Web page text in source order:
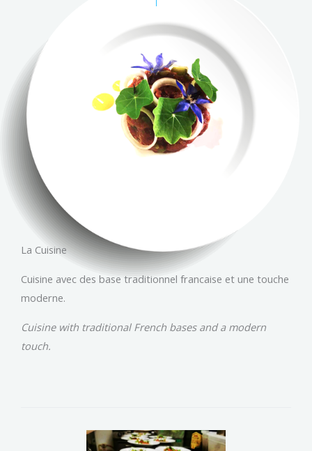
La Cuisine
Cuisine avec des base traditionnel francaise et une touche
moderne.
Cuisine with traditional French bases and a modern
touch.